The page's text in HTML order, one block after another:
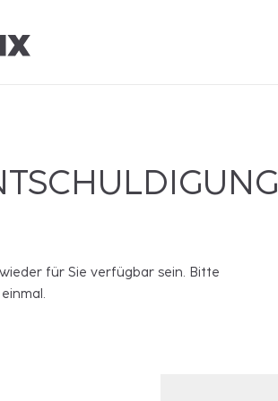
für Sie verfügbar sein. Bitte